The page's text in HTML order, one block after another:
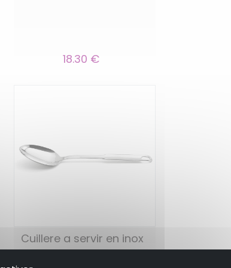
18.30 €
Cuillere a servir en inox
32 cm - weis